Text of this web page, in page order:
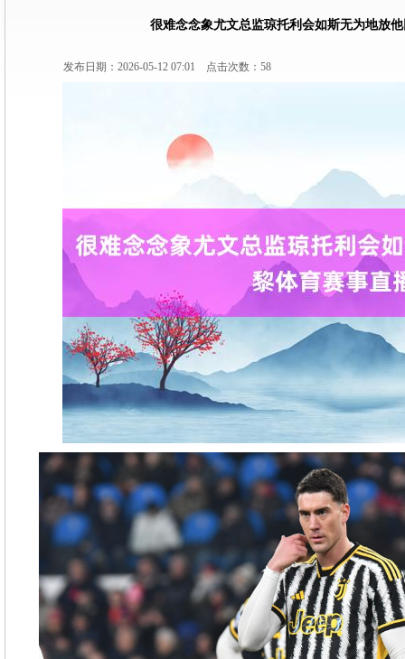
很难念念象尤文总监琼托利会如斯无为地放
发布日期：2026-05-12 07:01 点击次数：58